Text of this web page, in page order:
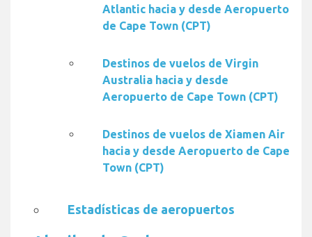
Atlantic hacia y desde Aeropuerto
de Cape Town (CPT)
Destinos de vuelos de Virgin
Australia hacia y desde
Aeropuerto de Cape Town (CPT)
Destinos de vuelos de Xiamen Air
hacia y desde Aeropuerto de Cape
Town (CPT)
Estadísticas de aeropuertos